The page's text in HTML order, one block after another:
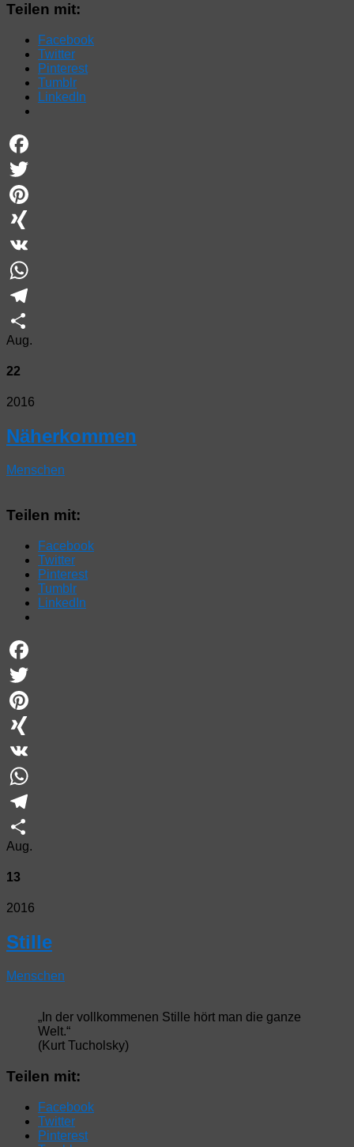
Teilen mit:
Facebook
Twitter
Pinterest
Tumblr
LinkedIn
Facebook
Twitter
Pinterest
XING
VK
WhatsApp
Telegram
Teilen
Aug.
22
2016
Näherkommen
Menschen
Teilen mit:
Facebook
Twitter
Pinterest
Tumblr
LinkedIn
Facebook
Twitter
Pinterest
XING
VK
WhatsApp
Telegram
Teilen
Aug.
13
2016
Stille
Menschen
„In der vollkommenen Stille hört man die ganze
Welt.“
(Kurt Tucholsky)
Teilen mit:
Facebook
Twitter
Pinterest